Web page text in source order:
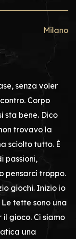
Milano
senza voler
Corpo
sta bene. Dico
trovavo la
sciolto tutto. È
passioni,
pensarci troppo.
giochi. Inizio io
tette sono una
gioco. Ci siamo
una